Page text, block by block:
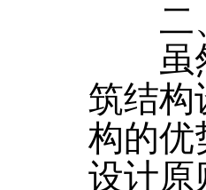
二、
虽然
筑结构
构的优
设计原